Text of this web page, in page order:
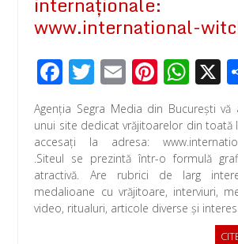
www.international-
F
ac
e
b
o
o
k
T
wi
tt
er
E
m
ail
Pi
nt
er
e
st
W
h
at
s
A
p
p
X
Agenţia Segra Media din Bucureşti vă
unui site dedicat vrăjitoarelor din toată
accesaţi la adresa:
.Siteul se prezintă într-o formulă
atractivă. Are rubrici de larg
medalioane cu vrăjitoare, interviuri,
video, ritualuri, articole diverse şi